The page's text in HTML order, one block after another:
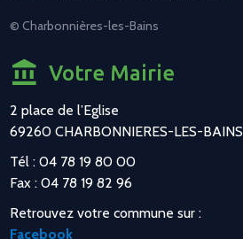
© Charbonnières-les-Bains
Votre Mairie
2 place de l’Eglise
69260 CHARBONNIERES-LES-BAINS
Tél : 04 78 19 80 00
Fax : 04 78 19 82 96
Retrouvez votre commune sur :
Facebook